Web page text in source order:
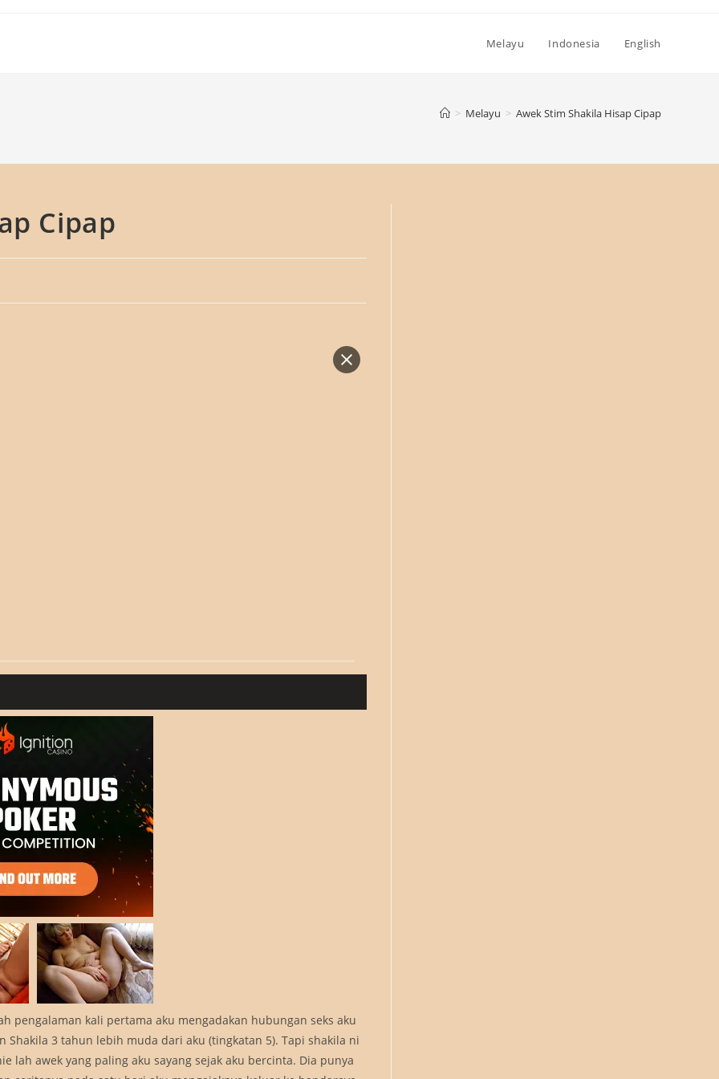
Melayu Indonesia English
> Melayu > Awek Stim Shakila Hisap Cipap
Cipap
pengalaman kali pertama aku mengadakan hubungan seks aku
Shakila 3 tahun lebih muda dari aku (tingkatan 5). Tapi shakila ni
lah awek yang paling aku sayang sejak aku bercinta. Dia punya